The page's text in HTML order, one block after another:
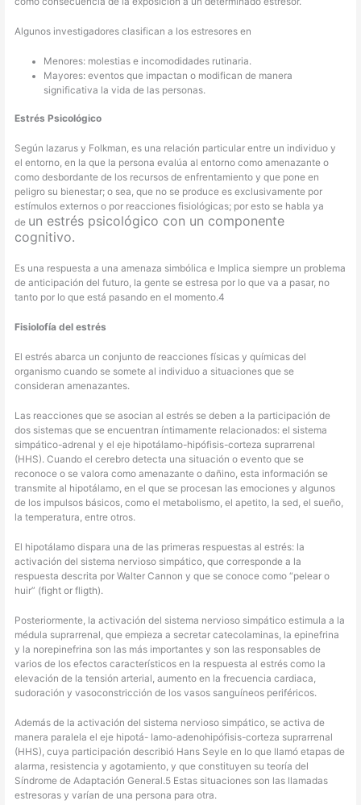
Algunos investigadores clasifican a los estresores en
Menores: molestias e incomodidades rutinaria.
Mayores: eventos que impactan o modifican de manera
significativa la vida de las personas.
Estrés Psicológico
Según lazarus y Folkman, es una relación particular entre un individuo y
el entorno, en la que la persona evalúa al entorno como amenazante o
como desbordante de los recursos de enfrentamiento y que pone en
peligro su bienestar; o sea, que no se produce es exclusivamente por
estímulos externos o por reacciones fisiológicas; por esto se habla ya
de un estrés psicológico con un componente
cognitivo.
Es una respuesta a una amenaza simbólica e Implica siempre un problema
de anticipación del futuro, la gente se estresa por lo que va a pasar, no
tanto por lo que está pasando en el momento.4
Fisiolofía del estrés
El estrés abarca un conjunto de reacciones físicas y químicas del
organismo cuando se somete al individuo a situaciones que se
consideran amenazantes.
Las reacciones que se asocian al estrés se deben a la participación de
dos sistemas que se encuentran íntimamente relacionados: el sistema
simpático-adrenal y el eje hipotálamo-hipófisis-corteza suprarrenal
(HHS). Cuando el cerebro detecta una situación o evento que se
reconoce o se valora como amenazante o dañino, esta información se
transmite al hipotálamo, en el que se procesan las emociones y algunos
de los impulsos básicos, como el metabolismo, el apetito, la sed, el sueño,
la temperatura, entre otros.
El hipotálamo dispara una de las primeras respuestas al estrés: la
activación del sistema nervioso simpático, que corresponde a la
respuesta descrita por Walter Cannon y que se conoce como “pelear o
huir” (fight or fligth).
Posteriormente, la activación del sistema nervioso simpático estimula a la
médula suprarrenal, que empieza a secretar catecolaminas, la epinefrina
y la norepinefrina son las más importantes y son las responsables de
varios de los efectos característicos en la respuesta al estrés como la
elevación de la tensión arterial, aumento en la frecuencia cardiaca,
sudoración y vasoconstricción de los vasos sanguíneos periféricos.
Además de la activación del sistema nervioso simpático, se activa de
manera paralela el eje hipotá- lamo-adenohipófisis-corteza suprarrenal
(HHS), cuya participación describió Hans Seyle en lo que llamó etapas de
alarma, resistencia y agotamiento, y que constituyen su teoría del
Síndrome de Adaptación General.5 Estas situaciones son las llamadas
estresoras y varían de una persona para otra.